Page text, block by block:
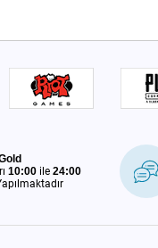
10:00 ile24:00